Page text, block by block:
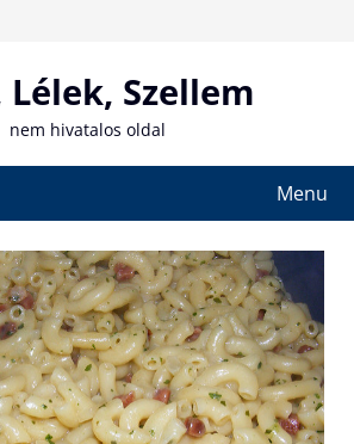
Lélek, Szellem
nem hivatalos oldal
Menu